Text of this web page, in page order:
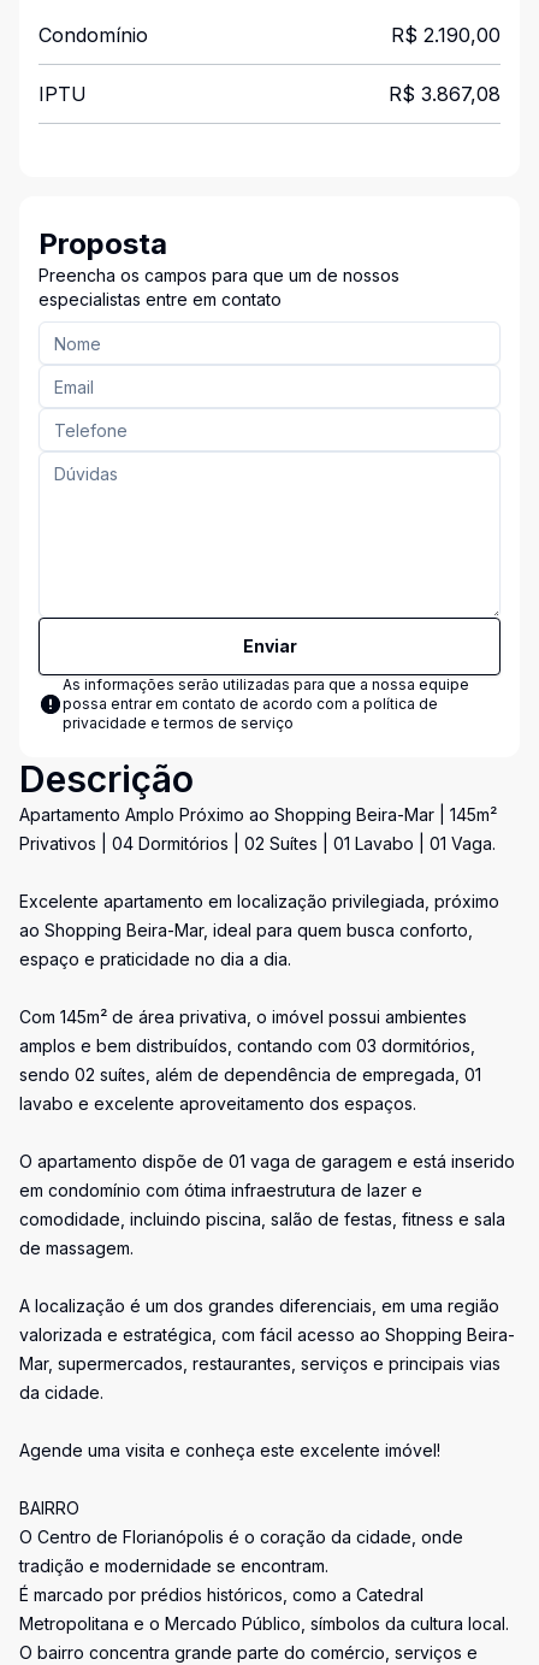
Condomínio R$ 2.190,00
IPTU R$ 3.867,08
Proposta
Preencha os campos para que um de nossos
especialistas entre em contato
Enviar
As informações serão utilizadas para que a nossa equipe
possa entrar em contato de acordo com a política de
privacidade e termos de serviço
Descrição
Apartamento Amplo Próximo ao Shopping Beira-Mar | 145m²
Privativos | 04 Dormitórios | 02 Suítes | 01 Lavabo | 01 Vaga.
Excelente apartamento em localização privilegiada, próximo
ao Shopping Beira-Mar, ideal para quem busca conforto,
espaço e praticidade no dia a dia.
Com 145m² de área privativa, o imóvel possui ambientes
amplos e bem distribuídos, contando com 03 dormitórios,
sendo 02 suítes, além de dependência de empregada, 01
lavabo e excelente aproveitamento dos espaços.
O apartamento dispõe de 01 vaga de garagem e está inserido
em condomínio com ótima infraestrutura de lazer e
comodidade, incluindo piscina, salão de festas, fitness e sala
de massagem.
A localização é um dos grandes diferenciais, em uma região
valorizada e estratégica, com fácil acesso ao Shopping Beira-
Mar, supermercados, restaurantes, serviços e principais vias
da cidade.
Agende uma visita e conheça este excelente imóvel!
BAIRRO
O Centro de Florianópolis é o coração da cidade, onde
tradição e modernidade se encontram.
É marcado por prédios históricos, como a Catedral
Metropolitana e o Mercado Público, símbolos da cultura local.
O bairro concentra grande parte do comércio, serviços e